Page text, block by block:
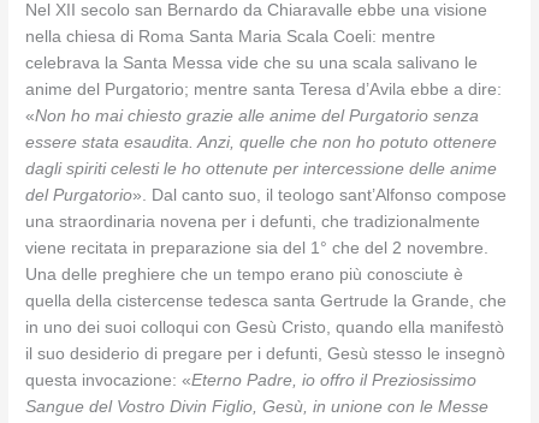
Nel XII secolo san Bernardo da Chiaravalle ebbe una visione
nella chiesa di Roma Santa Maria Scala Coeli: mentre
celebrava la Santa Messa vide che su una scala salivano le
anime del Purgatorio; mentre santa Teresa d’Avila ebbe a dire:
«Non ho mai chiesto grazie alle anime del Purgatorio senza
essere stata esaudita. Anzi, quelle che non ho potuto ottenere
dagli spiriti celesti le ho ottenute per intercessione delle anime
del Purgatorio». Dal canto suo, il teologo sant’Alfonso compose
una straordinaria novena per i defunti, che tradizionalmente
viene recitata in preparazione sia del 1° che del 2 novembre.
Una delle preghiere che un tempo erano più conosciute è
quella della cistercense tedesca santa Gertrude la Grande, che
in uno dei suoi colloqui con Gesù Cristo, quando ella manifestò
il suo desiderio di pregare per i defunti, Gesù stesso le insegnò
questa invocazione: «Eterno Padre, io offro il Preziosissimo
Sangue del Vostro Divin Figlio, Gesù, in unione con le Messe